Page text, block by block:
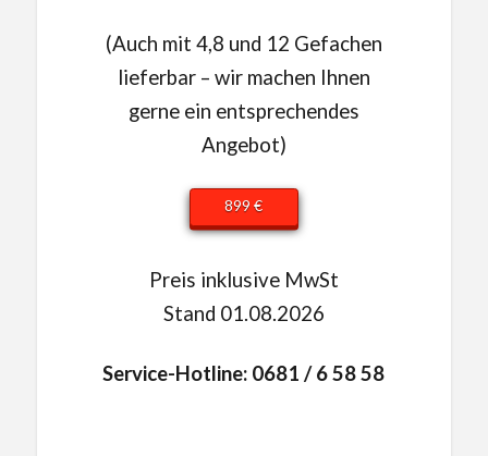
(Auch mit 4,8 und 12 Gefachen
lieferbar – wir machen Ihnen
gerne ein entsprechendes
Angebot)
899 €
Preis inklusive MwSt
Stand 01.08.2026
Service-Hotline: 0681 / 6 58 58